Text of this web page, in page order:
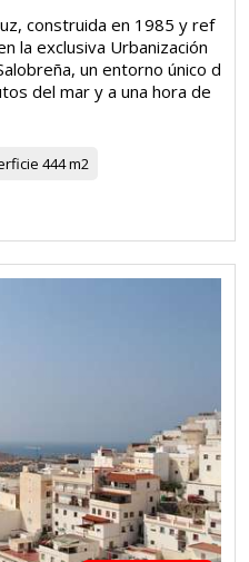
construida en 1985 y ref
la exclusiva Urbanización
un entorno único d
del mar y a una hora de
444 m2